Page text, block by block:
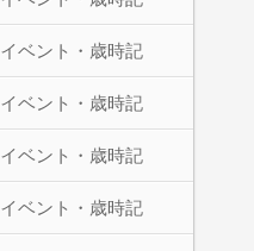
イベント・歳時記
イベント・歳時記
イベント・歳時記
イベント・歳時記